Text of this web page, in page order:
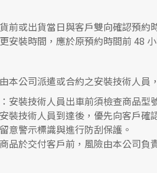
前或出貨當日與客戶雙向確認預約
安裝時間，應於原預約時間前 48
由本公司派遣或合約之安裝技術人員
：安裝技術人員出車前須檢查商品
安裝技術人員到達後，優先向客戶
意警示標識與進行防刮保護。
商品於交付客戶前，風險由本公司